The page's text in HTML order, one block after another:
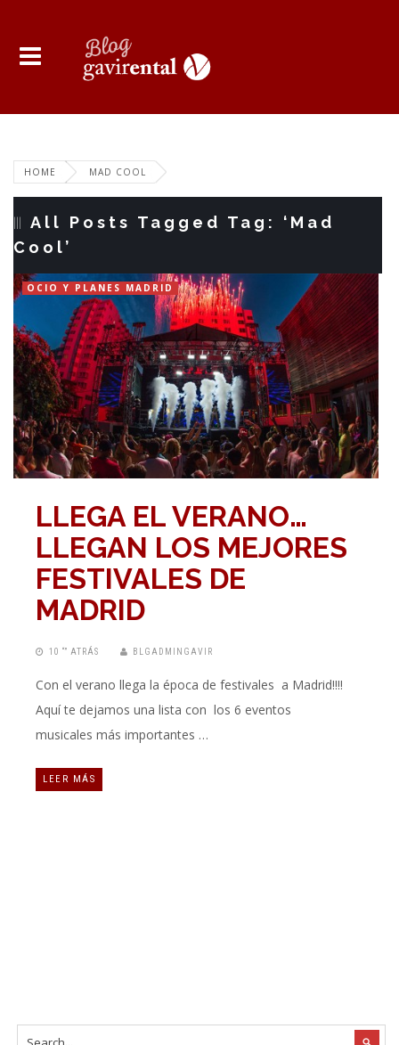
HOME MAD COOL
All Posts Tagged Tag: ‘Mad
Cool’
OCIO Y PLANES MADRID
LLEGA EL VERANO…
LLEGAN LOS MEJORES
FESTIVALES DE
MADRID
10 “” ATRÁS BLGADMINGAVIR
Con el verano llega la época de festivales a Madrid!!!!
Aquí te dejamos una lista con los 6 eventos
musicales más importantes …
LEER MÁS